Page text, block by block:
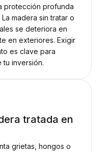
protección profunda
madera sin tratar o
se deteriora en
en exteriores. Exigir
es clave para
tu inversión.
tratada en
grietas, hongos o